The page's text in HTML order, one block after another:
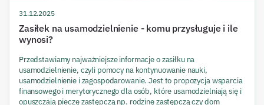
31.12.2025
Zasiłek na usamodzielnienie - komu przysługuje i ile
wynosi?
Przedstawiamy najważniejsze informacje o zasiłku na
usamodzielnienie, czyli pomocy na kontynuowanie nauki,
usamodzielnienie i zagospodarowanie. Jest to propozycja wsparcia
finansowego i merytorycznego dla osób, które usamodzielniają się i
opuszczają pieczę zastępczą np. rodzinę zastępczą czy dom